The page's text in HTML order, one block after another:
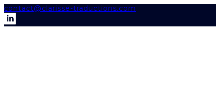
contact@clarisse-traductions.com